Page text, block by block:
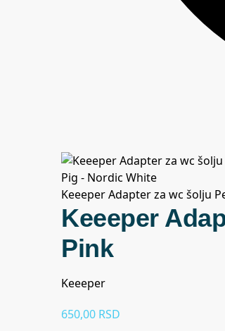
Keeeper Adapter za wc šolju
Keeeper
Pink
Keeeper
650,00 RSD